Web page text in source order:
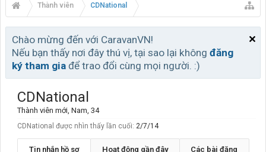
Thành viên CDNational
Chào mừng đến với CaravanVN!
Nếu bạn thấy nơi đây thú vị, tại sao lại không đăng
ký tham gia để trao đổi cùng mọi người. :)
CDNational
Thành viên mới , Nam, 34
CDNational được nhìn thấy lần cuối: 2/7/14
Tin nhắn hồ sơ Hoạt động gần đây Các bài đăng